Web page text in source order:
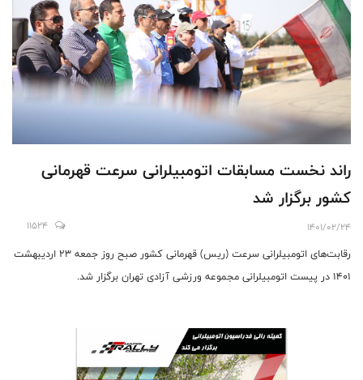
راند نخست مسابقات اتومبیلرانی سرعت قهرمانی
کشور برگزار شد
1401/02/24
11524
رقابت‌های اتومبیلرانی سرعت (ریس) قهرمانی کشور صبح روز جمعه ۲۳‌ اردیبهشت
۱۴۰۱ در پیست اتومبیلرانی مجموعه ورزشی آزادی تهران برگزار شد.